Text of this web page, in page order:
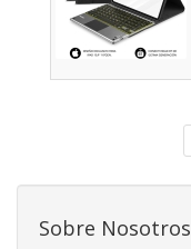
Sobre Nosotros